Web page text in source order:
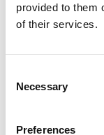
provided to them
of their services.
Selection
Necessary
Preferences